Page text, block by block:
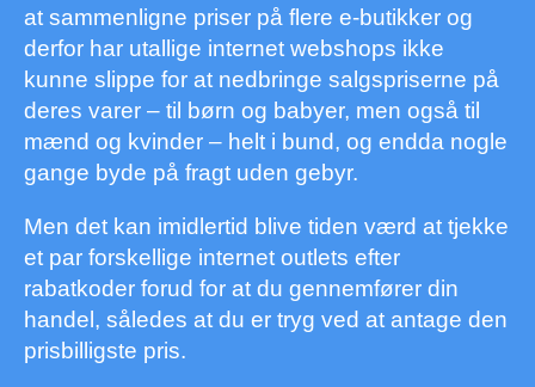
at sammenligne priser på flere e-butikker og
derfor har utallige internet webshops ikke
kunne slippe for at nedbringe salgspriserne på
deres varer – til børn og babyer, men også til
mænd og kvinder – helt i bund, og endda nogle
gange byde på fragt uden gebyr.
Men det kan imidlertid blive tiden værd at tjekke
et par forskellige internet outlets efter
rabatkoder forud for at du gennemfører din
handel, således at du er tryg ved at antage den
prisbilligste pris.